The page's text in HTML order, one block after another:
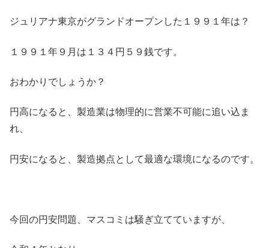
ジュリアナ東京がグランドオープンした１９９１年は？
１９９１年９月は１３４円５９銭です。
おわかりでしょうか？
円高になると、製造業は物理的に営業不可能に追い込ま
れ、
円安になると、製造拠点として最適な環境になるのです。
今回の円安問題、マスコミは騒ぎ立てていますが、